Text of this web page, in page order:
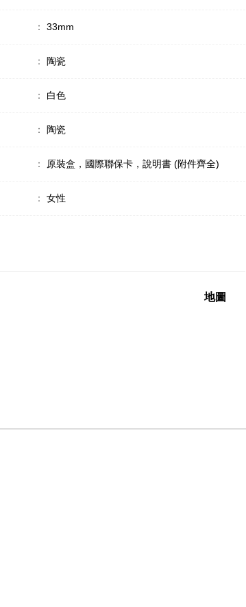
： 33mm
： 陶瓷
： 白色
： 陶瓷
： 原裝盒，國際聯保卡，說明書 (附件齊全)
： 女性
地圖